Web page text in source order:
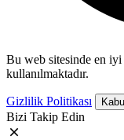
Bu web sitesinde en iyi
kullanılmaktadır.
Gizlilik Politikası Kabul
Bizi Takip Edin